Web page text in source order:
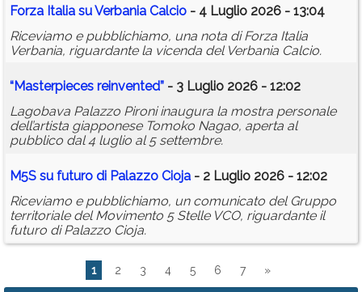
Forza Italia su Verbania Calcio - 4 Luglio 2026 - 13:04
Riceviamo e pubblichiamo, una nota di Forza Italia
Verbania, riguardante la vicenda del Verbania Calcio.
“Masterpieces reinvented” - 3 Luglio 2026 - 12:02
Lagobava Palazzo Pironi inaugura la mostra personale
dell’artista giapponese Tomoko Nagao, aperta al
pubblico dal 4 luglio al 5 settembre.
M5S su futuro di Palazzo Cioja - 2 Luglio 2026 - 12:02
Riceviamo e pubblichiamo, un comunicato del Gruppo
territoriale del Movimento 5 Stelle VCO, riguardante il
futuro di Palazzo Cioja.
1 2 3 4 5 6 7 »